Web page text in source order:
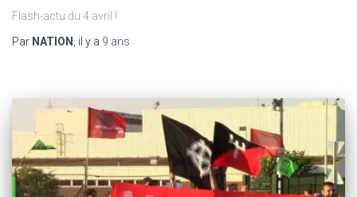
Flash-actu du 4 avril !
Par NATION , il y a 9 ans